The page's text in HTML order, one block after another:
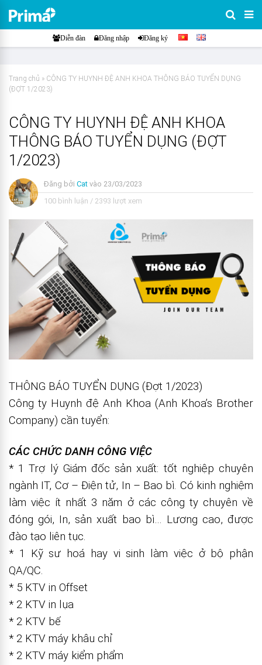
Diễn đàn Đăng nhập Đăng ký
Trang chủ » CÔNG TY HUYNH ĐỆ ANH KHOA THÔNG BÁO TUYỂN DỤNG
(ĐỢT 1/2023)
CÔNG TY HUYNH ĐỆ ANH KHOA
THÔNG BÁO TUYỂN DỤNG (ĐỢT
1/2023)
Đăng bởi Cat vào 23/03/2023
100 bình luận / 2393 lượt xem
THÔNG BÁO TUYỂN DỤNG (Đợt 1/2023)
Công ty Huynh đệ Anh Khoa (Anh Khoa’s Brother
Company) cần tuyển:
CÁC CHỨC DANH CÔNG VIỆC
* 1 Trợ lý Giám đốc sản xuất: tốt nghiệp chuyên
ngành IT, Cơ – Điện tử, In – Bao bì. Có kinh nghiệm
làm việc ít nhất 3 năm ở các công ty chuyên về
đóng gói, In, sản xuất bao bì… Lương cao, được
đào tạo liên tục.
* 1 Kỹ sư hoá hay vi sinh làm việc ở bộ phận
QA/QC.
* 5 KTV in Offset
* 2 KTV in lụa
* 2 KTV bế
* 2 KTV máy khâu chỉ
* 2 KTV máy kiểm phẩm